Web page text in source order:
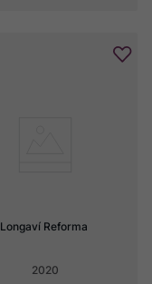
Longaví Reforma
2020